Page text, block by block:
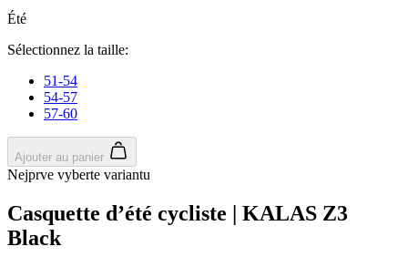
Été
Sélectionnez la taille:
51-54
54-57
57-60
Ajouter au panier
Nejprve vyberte variantu
Casquette d’été cycliste | KALAS Z3
Black